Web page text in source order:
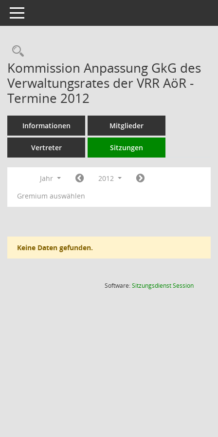
Toggle navigation
Rechercheauswahl
Kommission Anpassung GkG des
Verwaltungsrates der VRR AöR -
Termine 2012
Informationen Mitglieder
Vertreter Sitzungen
Jahr
2012
Gremium auswählen
Keine Daten gefunden.
Software:SitzungsdienstSession(Wird in